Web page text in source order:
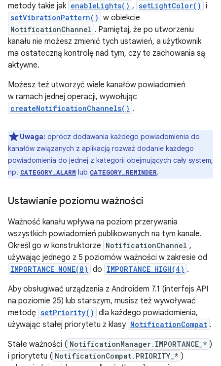
metody takie jak enableLights() , setLightColor() i
setVibrationPattern() w obiekcie
NotificationChannel . Pamiętaj, że po utworzeniu
kanału nie możesz zmienić tych ustawień, a użytkownik
ma ostateczną kontrolę nad tym, czy te zachowania są
aktywne.
Możesz też utworzyć wiele kanałów powiadomień
w ramach jednej operacji, wywołując
createNotificationChannels() .
Uwaga: oprócz dodawania każdego powiadomienia do
kanałów związanych z aplikacją rozważ dodanie każdego
powiadomienia do jednej z kategorii obejmujących cały system,
np. CATEGORY_ALARM lub CATEGORY_REMINDER.
Ustawianie poziomu ważności
Ważność kanału wpływa na poziom przerywania
wszystkich powiadomień publikowanych na tym kanale.
Określ go w konstruktorze NotificationChannel ,
używając jednego z 5 poziomów ważności w zakresie od
IMPORTANCE_NONE(0) do IMPORTANCE_HIGH(4) .
Aby obsługiwać urządzenia z Androidem 7.1 (interfejs API
na poziomie 25) lub starszym, musisz też wywoływać
metodę setPriority() dla każdego powiadomienia,
używając stałej priorytetu z klasy NotificationCompat .
Stałe ważności ( NotificationManager.IMPORTANCE_* )
i priorytetu ( NotificationCompat.PRIORITY_* )